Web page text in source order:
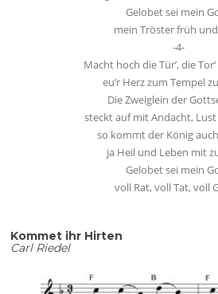
Gelobet sei mein
mein Tröster früh
-4-
Macht hoch die Tür’, die
eu’r Herz zum Tempel
Die Zweiglein der
steckt auf mit Andacht, Lust
so kommt der König
ja Heil und Leben mit
Gelobet sei mein
voll Rat, voll Tat, voll
Kommet ihr Hirten
Carl Riedel